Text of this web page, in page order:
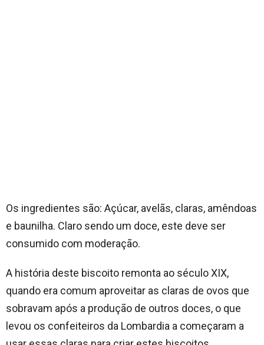
Os ingredientes são: Açúcar, avelãs, claras, amêndoas
e baunilha. Claro sendo um doce, este deve ser
consumido com moderação.
A história deste biscoito remonta ao século XIX,
quando era comum aproveitar as claras de ovos que
sobravam após a produção de outros doces, o que
levou os confeiteiros da Lombardia a começaram a